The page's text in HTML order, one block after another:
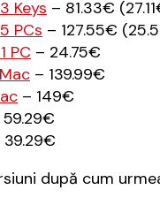
Keys – 81.33€
PCs – 127.55€
PC – 24.75€
– 139.99€
– 149€
59.29€
39.29€
după cum